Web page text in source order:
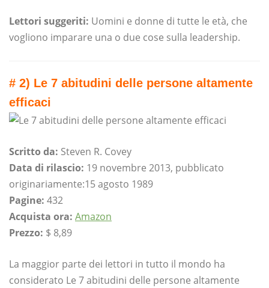
Lettori suggeriti: Uomini e donne di tutte le età, che
vogliono imparare una o due cose sulla leadership.
# 2) Le 7 abitudini delle persone altamente
efficaci
Scritto da: Steven R. Covey
Data di rilascio: 19 novembre 2013, pubblicato
originariamente:15 agosto 1989
Pagine: 432
Acquista ora: Amazon
Prezzo: $ 8,89
La maggior parte dei lettori in tutto il mondo ha
considerato Le 7 abitudini delle persone altamente